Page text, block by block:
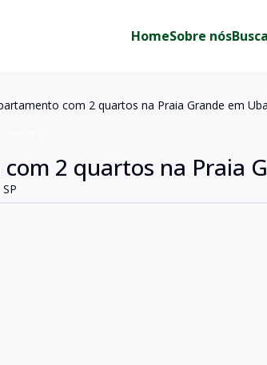
HomeSobre nós
com 2 quartos na Praia Grande em
2 quartos na Praia